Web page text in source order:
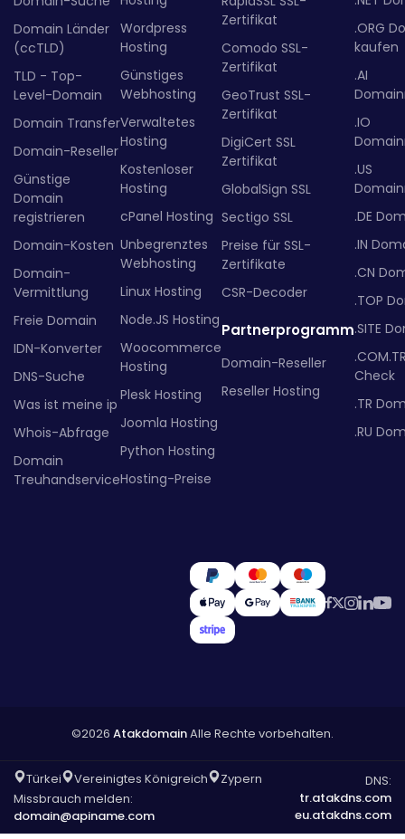
Domain Länder
(ccTLD)
TLD - Top-
Level-Domain
Domain Transfer
Domain-Reseller
Günstige
Domain
registrieren
Domain-Kosten
Domain-
Vermittlung
Freie Domain
IDN-Konverter
DNS-Suche
Was ist meine ip
Whois-Abfrage
Domain
Treuhandservice
Wordpress
Hosting
Günstiges
Webhosting
Verwaltetes
Hosting
Kostenloser
Hosting
cPanel Hosting
Unbegrenztes
Webhosting
Linux Hosting
Node.JS Hosting
Woocommerce
Hosting
Plesk Hosting
Joomla Hosting
Python Hosting
Hosting-Preise
Zertifikat
Comodo SSL-
Zertifikat
GeoTrust SSL-
Zertifikat
DigiCert SSL
Zertifikat
GlobalSign SSL
Sectigo SSL
Preise für SSL-
Zertifikate
CSR-Decoder
Partnerprogramm
Domain-Reseller
Reseller Hosting
.ORG
kaufen
.AI
.IO
.US
.DE
.IN
.CN
.TOP
.SITE
Check
.TR
.RU
©2026 AtakdomainAlle Rechte vorbehalten.
Türkei Vereinigtes Königreich
Zypern
Missbrauch melden:
domain@apiname.com
DNS:
tr.atakdns.com
eu.atakdns.com